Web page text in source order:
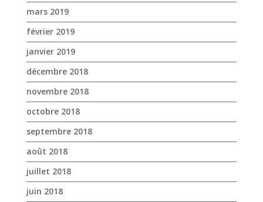
mars 2019
février 2019
janvier 2019
décembre 2018
novembre 2018
octobre 2018
septembre 2018
août 2018
juillet 2018
juin 2018